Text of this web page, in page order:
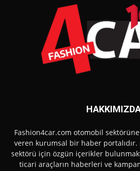
Fashion4car.com otomobil
veren kurumsal bir haber portalıdır.
sektörü için özgün içerikler
ticari araçların haberleri ve